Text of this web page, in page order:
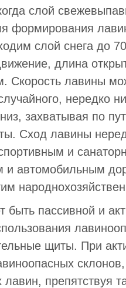
слой
формирования
слой снега до
длина
Скорость лавины
нередко
захватывая по
Сход лавины
и
и автомобильным
быть пассивной и
щиты. При
препятствуя